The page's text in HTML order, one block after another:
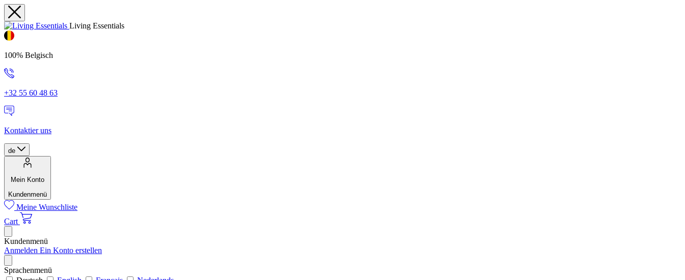
Living Essentials
100% Belgisch
+32 55 60 48 63
Kontaktier uns
de
Mein Konto
Kundenmenü
Meine Wunschliste
Cart
Kundenmenü
Anmelden Ein Konto erstellen
Sprachenmenü